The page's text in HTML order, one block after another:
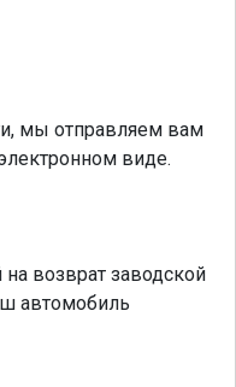
мы отправляем вам
виде.
возврат заводской
автомобиль